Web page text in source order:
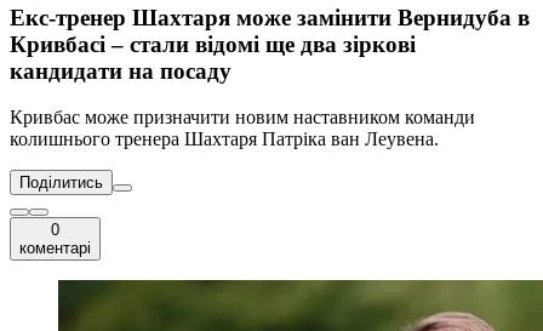
Екс-тренер Шахтаря може замінити Вернидуба в
Кривбасі – стали відомі ще два зіркові
кандидати на посаду
Кривбас може призначити новим наставником команди
колишнього тренера Шахтаря Патріка ван Леувена.
Поділитись
0
коментарі